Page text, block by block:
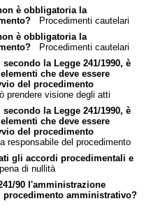
è obbligatoria la
Procedimenti cautelari
è obbligatoria la
Procedimenti cautelari
la Legge 241/1990, è
che deve essere
del procedimento
visione degli atti
la Legge 241/1990, è
che deve essere
del procedimento
del procedimento
gli accordi procedimentali e
di nullità
90 l'amministrazione
amministrativo?